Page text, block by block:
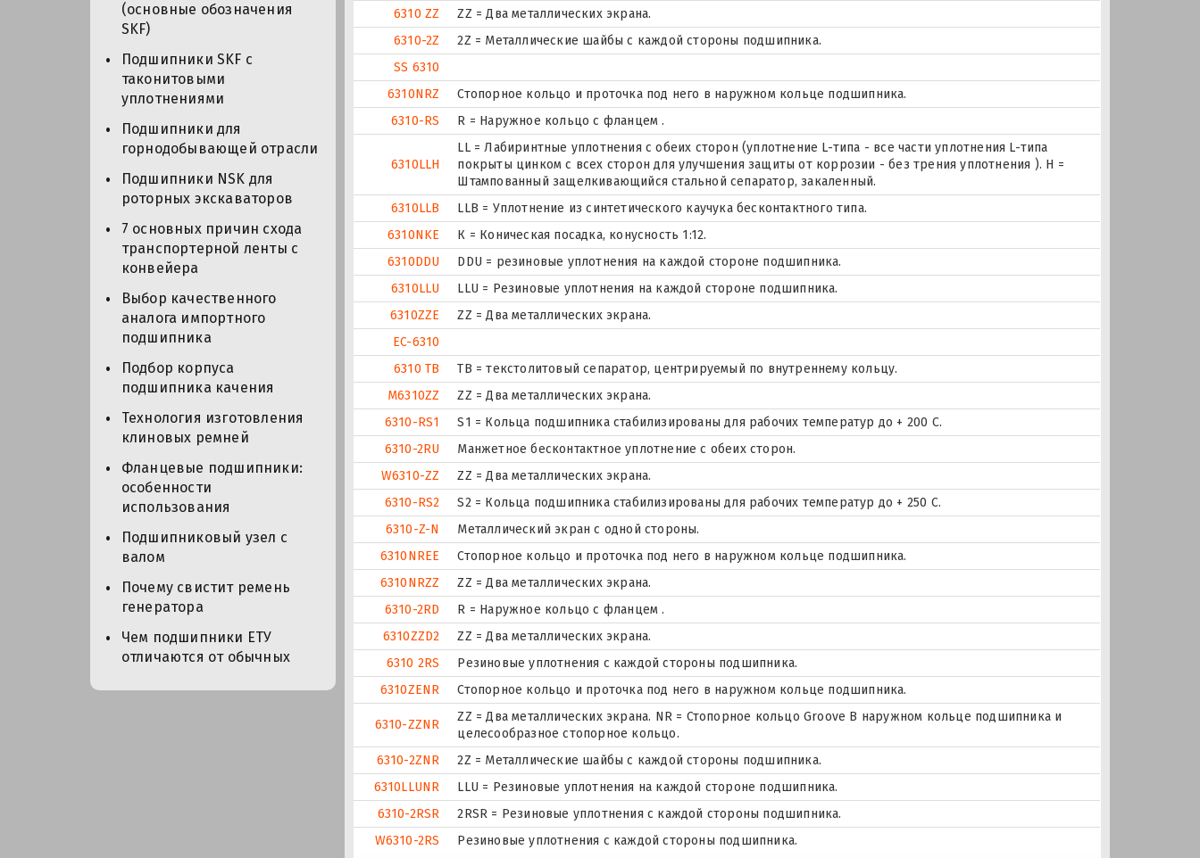
(основные обозначения
SKF)
Подшипники SKF с
таконитовыми
уплотнениями
Подшипники для
горнодобывающей отрасли
Подшипники NSK для
роторных экскаваторов
7 основных причин схода
транспортерной ленты с
конвейера
Выбор качественного
аналога импортного
подшипника
Подбор корпуса
подшипника качения
Технология изготовления
клиновых ремней
Фланцевые подшипники:
особенности
использования
Подшипниковый узел с
валом
Почему свистит ремень
генератора
Чем подшипники ЕТУ
отличаются от обычных
6310 ZZ
ZZ = Два металлических экрана.
6310-2Z
2Z = Металлические шайбы с каждой стороны подшипника.
SS 6310
6310NRZ
Стопорное кольцо и проточка под него в наружном кольце подшипника.
6310-RS
R = Наружное кольцо с фланцем .
6310LLH
LL = Лабиринтные уплотнения с обеих сторон (уплотнение L-типа - все части уплотнения L-типа
покрыты цинком с всех сторон для улучшения защиты от коррозии - без трения уплотнения ). H =
Штампованный защелкивающийся стальной сепаратор, закаленный.
6310LLB
LLB = Уплотнение из синтетического каучука бесконтактного типа.
6310NKE
К = Коническая посадка, конусность 1:12.
6310DDU
DDU = резиновые уплотнения на каждой стороне подшипника.
6310LLU
LLU = Резиновые уплотнения на каждой стороне подшипника.
6310ZZE
ZZ = Два металлических экрана.
EC-6310
6310 TB
ТВ = текстолитовый сепаратор, центрируемый по внутреннему кольцу.
M6310ZZ
ZZ = Два металлических экрана.
6310-RS1
S1 = Кольца подшипника стабилизированы для рабочих температур до + 200 С.
6310-2RU
Манжетное бесконтактное уплотнение с обеих сторон.
W6310-ZZ
ZZ = Два металлических экрана.
6310-RS2
S2 = Кольца подшипника стабилизированы для рабочих температур до + 250 С.
6310-Z-N
Металлический экран с одной стороны.
6310NREE
Стопорное кольцо и проточка под него в наружном кольце подшипника.
6310NRZZ
ZZ = Два металлических экрана.
6310-2RD
R = Наружное кольцо с фланцем .
6310ZZD2
ZZ = Два металлических экрана.
6310 2RS
Резиновые уплотнения с каждой стороны подшипника.
6310ZENR
Стопорное кольцо и проточка под него в наружном кольце подшипника.
6310-ZZNR
ZZ = Два металлических экрана. NR = Стопорное кольцо Groove В наружном кольце подшипника и
целесообразное стопорное кольцо.
6310-2ZNR
2Z = Металлические шайбы с каждой стороны подшипника.
6310LLUNR
LLU = Резиновые уплотнения на каждой стороне подшипника.
6310-2RSR
2RSR = Резиновые уплотнения с каждой стороны подшипника.
W6310-2RS
Резиновые уплотнения с каждой стороны подшипника.